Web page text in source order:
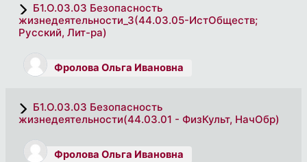
Б1.О.03.03 Безопасность
жизнедеятельности_3(44.03.05-ИстОбществ;
Русский, Лит-ра)
Фролова Ольга Ивановна
Б1.О.03.03 Безопасность
жизнедеятельности(44.03.01 - ФизКульт, НачОбр)
Фролова Ольга Ивановна